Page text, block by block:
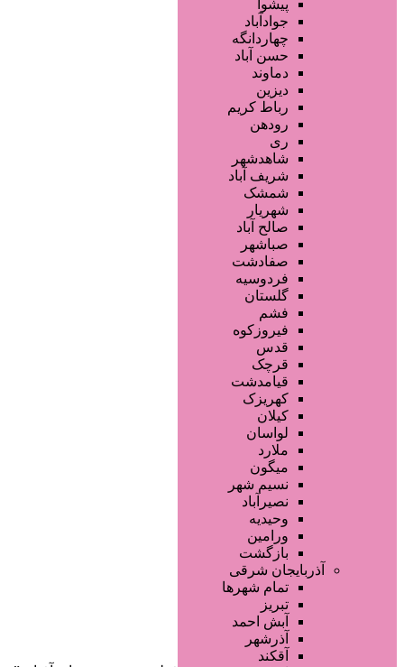
تجهیزات سالن زیبایی
محصولات پوست
محصولات مو
خدمات دندانپزشکی
ماساژ و اسپا
سایر خدمات
پیشوا
جوادآباد
چهاردانگه
حسن آباد
دماوند
دیزین
رباط کریم
رودهن
ری
شاهدشهر
شریف آباد
شمشک
شهریار
صالح آباد
صباشهر
صفادشت
فردوسیه
گلستان
فشم
فیروزکوه
قدس
قرچک
قیامدشت
کهریزک
کیلان
لواسان
ملارد
میگون
نسیم شهر
نصیرآباد
وحیدیه
ورامین
بازگشت
آذربایجان شرقی
تمام شهر‌ها
تبریز
آبش احمد
آذرشهر
آقکند
صفحه اصلی
آگهی انبوه
طراحی سایت
صفحه اختصاصی
لیست سایتهای تبلیغاتی
دسته‌بندی‌ها